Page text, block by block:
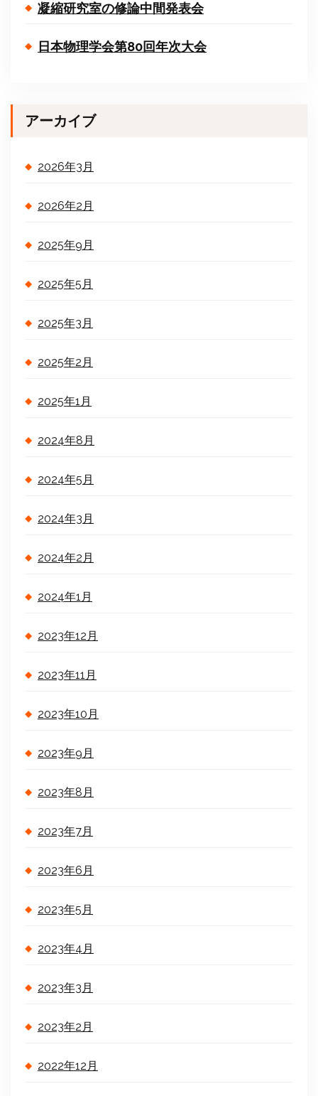
凝縮研究室の修論中間発表会
日本物理学会第80回年次大会
アーカイブ
2026年3月
2026年2月
2025年9月
2025年5月
2025年3月
2025年2月
2025年1月
2024年8月
2024年5月
2024年3月
2024年2月
2024年1月
2023年12月
2023年11月
2023年10月
2023年9月
2023年8月
2023年7月
2023年6月
2023年5月
2023年4月
2023年3月
2023年2月
2022年12月